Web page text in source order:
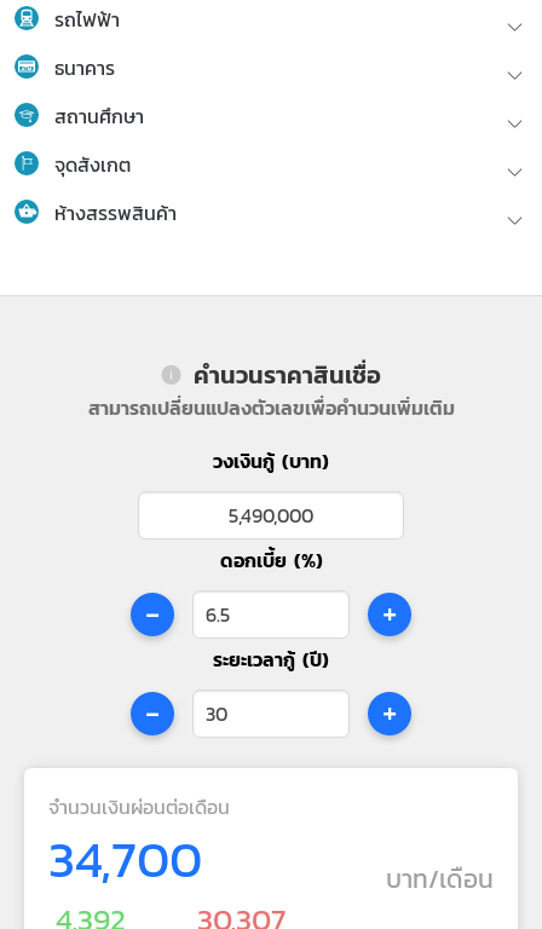
รถไฟฟ้า
ธนาคาร
สถานศึกษา
จุดสังเกต
ห้างสรรพสินค้า
คำนวนราคาสินเชื่อ
สามารถเปลี่ยนแปลงตัวเลขเพื่อคำนวนเพิ่มเติม
วงเงินกู้ (บาท)
ดอกเบี้ย (%)
- +
ระยะเวลากู้ (ปี)
- +
จำนวนเงินผ่อนต่อเดือน
34,700 บาท/เดือน
4,392 30,307